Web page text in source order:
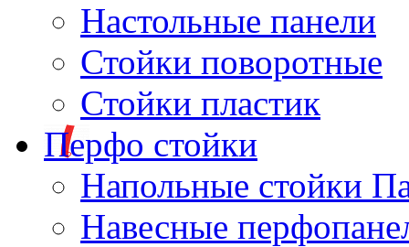
Настольные панели
Стойки поворотные
Стойки пластик
Перфо стойки
Напольные стойки
Навесные